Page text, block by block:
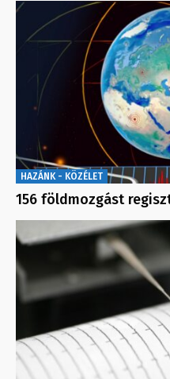
HAZÁNK - KÖZÉLET
156 földmozgást